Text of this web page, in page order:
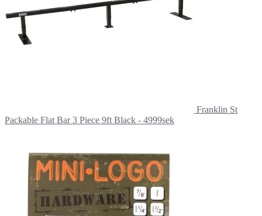
Franklin St
Packable Flat Bar 3 Piece 9ft Black - 4999sek